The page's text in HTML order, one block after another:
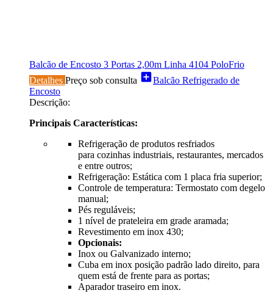
Balcão de Encosto 3 Portas 2,00m Linha 4104 PoloFrio
Detalhes Preço sob consulta add_boxBalcão Refrigerado de
Encosto
Descrição:
Principais Características:
Refrigeração de produtos resfriados
para cozinhas industriais, restaurantes, mercados
e entre outros;
Refrigeração: Estática com 1 placa fria superior;
Controle de temperatura: Termostato com degelo
manual;
Pés reguláveis;
1 nível de prateleira em grade aramada;
Revestimento em inox 430;
Opcionais:
Inox ou Galvanizado interno;
Cuba em inox posição padrão lado direito, para
quem está de frente para as portas;
Aparador traseiro em inox.